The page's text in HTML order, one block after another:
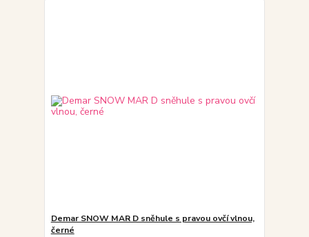
Demar SNOW MAR D sněhule s pravou ovčí vlnou,
černé